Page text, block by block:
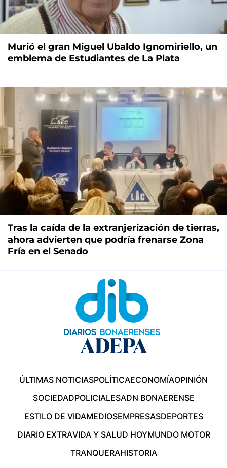
Murió el gran Miguel Ubaldo Ignomiriello, un
emblema de Estudiantes de La Plata
Tras la caída de la extranjerización de tierras,
ahora advierten que podría frenarse Zona
Fría en el Senado
ÚLTIMAS NOTICIASPOLÍTICAECONOMÍAOPINIÓN
SOCIEDADPOLICIALESADN BONAERENSE
ESTILO DE VIDAMEDIOSEMPRESASDEPORTES
DIARIO EXTRAVIDA Y SALUD HOYMUNDO MOTOR
TRANQUERAHISTORIA